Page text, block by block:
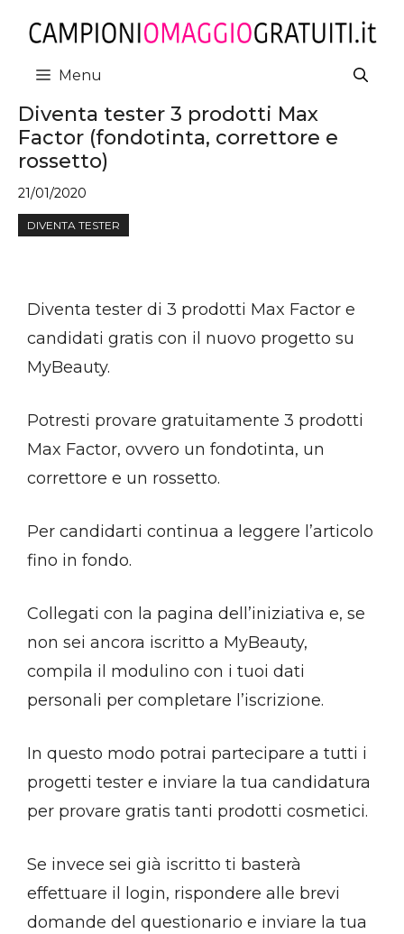
contenuto
Menu
Diventa tester 3 prodotti Max
Factor (fondotinta, correttore e
rossetto)
21/01/2020
DIVENTA TESTER
Diventa tester di 3 prodotti Max Factor e
candidati gratis con il nuovo progetto su
MyBeauty.
Potresti provare gratuitamente 3 prodotti
Max Factor, ovvero un fondotinta, un
correttore e un rossetto.
Per candidarti continua a leggere l’articolo
fino in fondo.
Collegati con la pagina dell’iniziativa e, se
non sei ancora iscritto a MyBeauty,
compila il modulino con i tuoi dati
personali per completare l’iscrizione.
In questo modo potrai partecipare a tutti i
progetti tester e inviare la tua candidatura
per provare gratis tanti prodotti cosmetici.
Se invece sei già iscritto ti basterà
effettuare il login, rispondere alle brevi
domande del questionario e inviare la tua